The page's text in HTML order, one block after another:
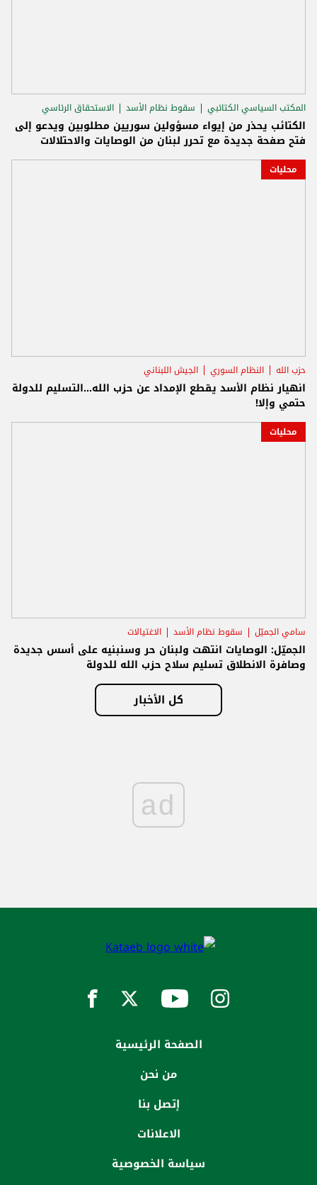
المكتب السياسي الكتائبي سقوط نظام الأسد الاستحقاق الرئاسي
الكتائب يحذر من إيواء مسؤولين سوريين مطلوبين ويدعو إلى
فتح صفحة جديدة مع تحرر لبنان من الوصايات والاحتلالات
محليات
حزب الله النظام السوري الجيش اللبناني
انهيار نظام الأسد يقطع الإمداد عن حزب الله...التسليم للدولة
حتمي وإلا!
محليات
سامي الجميّل سقوط نظام الأسد الاغتيالات
الجميّل: الوصايات انتهت ولبنان حر وسنبنيه على أسس جديدة
وصافرة الانطلاق تسليم سلاح حزب الله للدولة
كل الأخبار
ad
الصفحة الرئيسية
من نحن
إتصل بنا
الاعلانات
سياسة الخصوصية